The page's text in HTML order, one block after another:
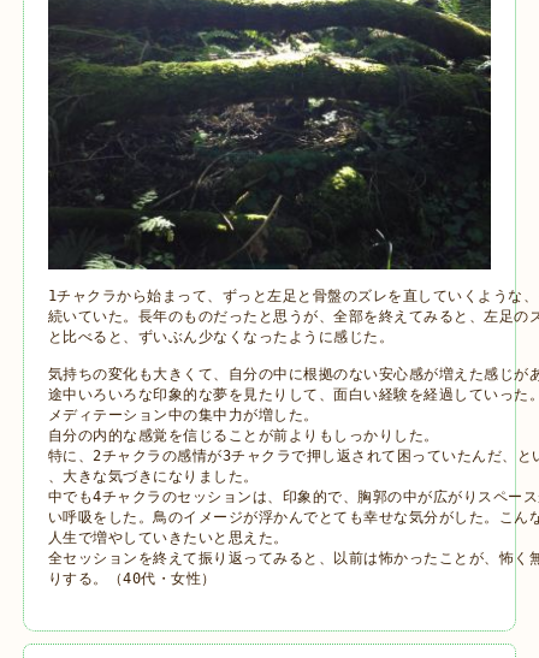
1チャクラから始まって、ずっと左足と骨盤のズレを直していくような
続いていた。長年のものだったと思うが、全部を終えてみると、左足の
と比べると、ずいぶん少なくなったように感じた。
気持ちの変化も大きくて、自分の中に根拠のない安心感が増えた感じが
途中いろいろな印象的な夢を見たりして、面白い経験を経過していった
メディテーション中の集中力が増した。
自分の内的な感覚を信じることが前よりもしっかりした。
特に、2チャクラの感情が3チャクラで押し返されて困っていたんだ、と
、大きな気づきになりました。
中でも4チャクラのセッションは、印象的で、胸郭の中が広がりスペー
い呼吸をした。鳥のイメージが浮かんでとても幸せな気分がした。こん
人生で増やしていきたいと思えた。
全セッションを終えて振り返ってみると、以前は怖かったことが、怖く
りする。（40代・女性）